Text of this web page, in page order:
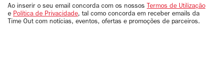
email
Ao inserir o seu email concorda com os nossos Termos de Utilização
e Política de Privacidade, tal como concorda em receber emails da
Time Out com notícias, eventos, ofertas e promoções de parceiros.